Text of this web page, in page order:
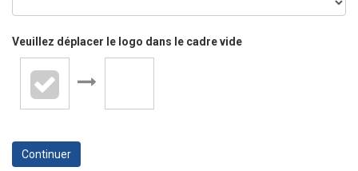
Veuillez déplacer le logo dans le cadre vide
Continuer